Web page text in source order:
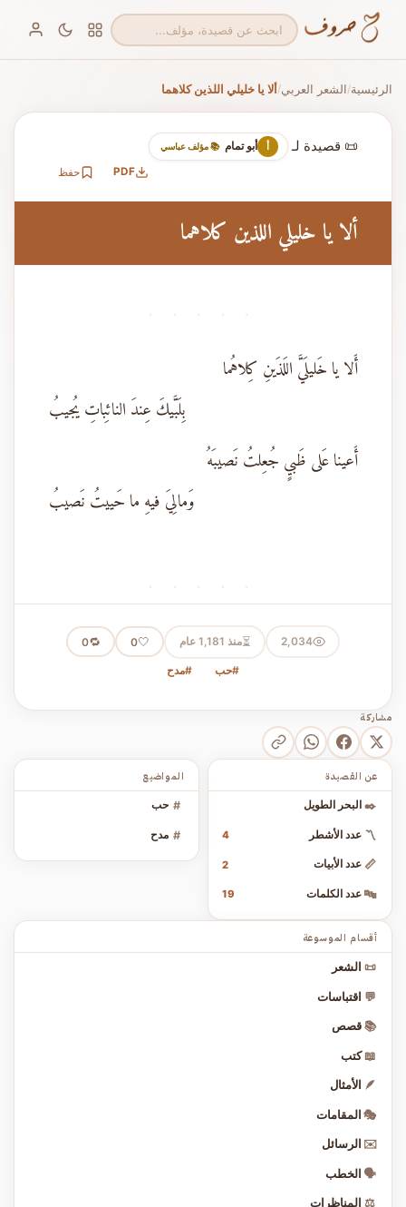
الرئيسية/الشعر العربي/ألا يا خليلي اللذين كلاهما
📜 قصيدة لـ أ أبو تمام 📚 مؤلف عباسي
PDF حفظ
ألا يا خليلي اللذين كلاهما
· · · · ·
أَلا يا خَليلَيَّ اللَذَينِ كِلاهُما
بِلَبَّيكَ عِندَ النائِباتِ يُجيبُ
أَعينا عَلى ظَبيٍ جُعِلتُ نَصيبَهُ
وَمالِيَ فيهِ ما حَييتُ نَصيبُ
· · · · ·
2,034
⏳منذ 1,181 عام 🤍
0
🔁
0
#حب #مدح
مشاركة
المواضيع
# حب
# مدح
عن القصيدة
✒️ البحر الطويل
〽️ عدد الأشطر 4
📏 عدد الأبيات 2
🔤 عدد الكلمات 19
أقسام الموسوعة
📜 الشعر
💬 اقتباسات
📚 قصص
📖 كتب
🪶 الأمثال
🎭 المقامات
✉️ الرسائل
🗣️ الخطب
⚖️ المناظرات